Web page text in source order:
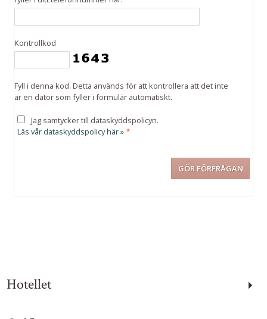
Kontrollkod
Fyll i denna kod. Detta används för att kontrollera att det inte
är en dator som fyller i formulär automatiskt.
Jag samtycker till dataskyddspolicyn.
Läs vår dataskyddspolicy här » *
Hotellet